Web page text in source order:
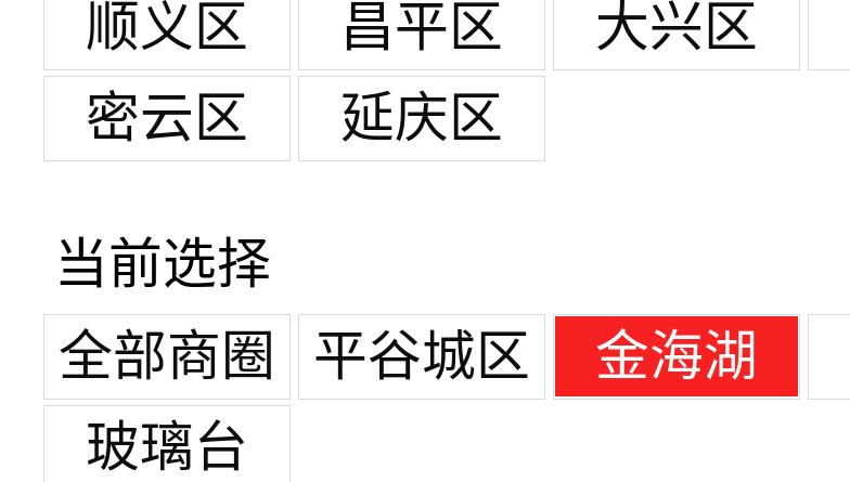
顺义区
昌平区 大兴区
密云区
延庆区
当前选择
全部商圈
平谷城区 金海湖
玻璃台